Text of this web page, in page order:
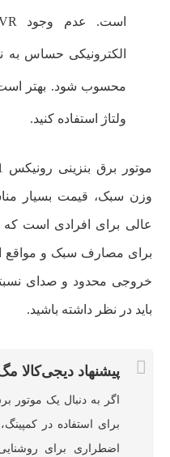
الکترونیکی حساس به
محسوب شود. بهتر است
ولتاژ استفاده کنید.
وزن سبک، قیمت بسیار
عالی برای افرادی است که
برای مصارف سبک و مواقع
خروجی محدود و صدای
باید در نظر داشته باشید.
پیشنهاد دیجی‌کالا
اگر به دنبال یک
برای استفاده در
اضطراری برای